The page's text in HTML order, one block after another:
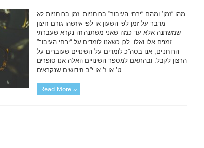
מהו “זמן” ומהם “ירחי העיבור” ברוחניות. זמן ברוחניות לא
מדבר על זמן לפי השעון או לפי איזשהו גורם חיצון
שמשתנה אלא עד כמה שאני משתנה זה נקרא שעברתי
זמנים אלו ואלו. לכן כשאנו לומדים על “ירחי העיבור”
הרוחניים, אנו בסה”כ לומדים על השינויים שעוברים על
הרצון לקבל. ובהתאם למספר השינויים האלה אנו סופרים
ט’ או ז’ או י”ב חידושים שנקראים ...
Read More »